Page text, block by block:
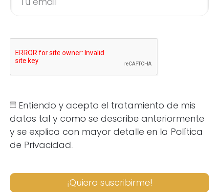
Entiendo y acepto el tratamiento de mis
datos tal y como se describe anteriormente
y se explica con mayor detalle en la Política
de Privacidad.
¡Quiero suscribirme!